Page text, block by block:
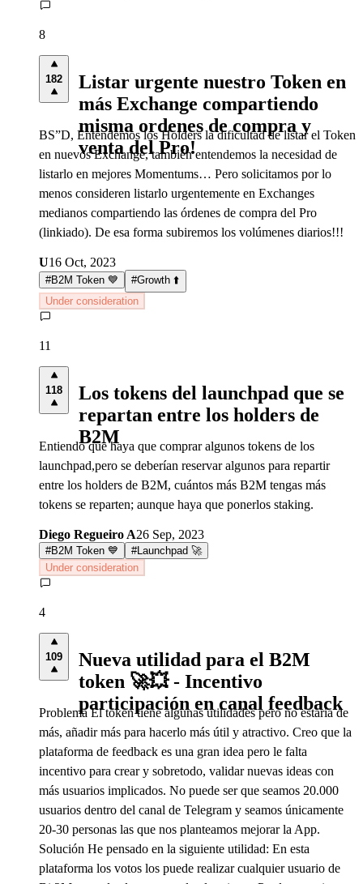
8
182
Listar urgente nuestro Token en
más Exchange compartiendo
misma ordenes de compra y
venta del Pro!
BS”D, Entendemos los Holders la dificultad de listar el Token
en nuevos Exchange, también entendemos la necesidad de
listarlo en mejores Momentums… Pero solicitamos por lo
menos consideren listarlo urgentemente en Exchanges
medianos compartiendo las órdenes de compra del Pro
(linkiado). De esa forma subiremos los volúmenes diarios!!!
U16 Oct, 2023
#B2M Token 💙 #Growth ⬆️
Under consideration
11
118
Los tokens del launchpad que se
repartan entre los holders de
B2M
Entiendo que haya que comprar algunos tokens de los
launchpad,pero se deberían reservar algunos para repartir
entre los holders de B2M, cuántos más B2M tengas más
tokens se reparten; aunque haya que ponerlos staking.
Diego Regueiro A26 Sep, 2023
#B2M Token 💙 #Launchpad 🚀
Under consideration
4
109
Nueva utilidad para el B2M
token 🚀💥 - Incentivo
participación en canal feedback
Problema El token tiene algunas utilidades pero no estaría de
más, añadir más para hacerlo más útil y atractivo. Creo que la
plataforma de feedback es una gran idea pero le falta
incentivo para crear y sobretodo, validar nuevas ideas con
más usuarios implicados. No puede ser que seamos 20.000
usuarios dentro del canal de Telegram y seamos únicamente
20-30 personas las que nos planteamos mejorar la App.
Solución He pensado en la siguiente utilidad: En esta
plataforma los votos los puede realizar cualquier usuario de